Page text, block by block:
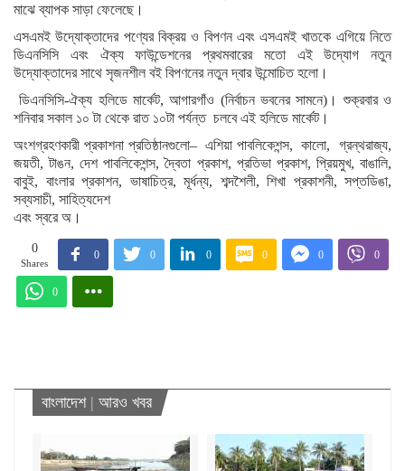
মাঝে ব্যাপক সাড়া ফেলেছে।
এসএমই উদ্যোক্তাদের পণ্যের বিক্রয় ও বিপণন এবং এসএমই খাতকে এগিয়ে নিতে
ডিএনসিসি এবং ঐক্য ফাউন্ডেশনের প্রথমবারের মতো এই উদ্যোগ নতুন
উদ্যোক্তাদের সাথে সৃজনশীল বই বিপণনের নতুন দ্বার উন্মোচিত হলো।
ডিএনসিসি-ঐক্য হলিডে মার্কেট, আগারগাঁও (নির্বাচন ভবনের সামনে)। শুক্রবার ও
শনিবার সকাল ১০ টা থেকে রাত ১০টা পর্যন্ত চলবে এই হলিডে মার্কেট।
অংশগ্রহণকারী প্রকাশনা প্রতিষ্ঠানগুলো– এশিয়া পাবলিকেশন্স, কালো, গ্রন্থরাজ্য,
জয়তী, টাঙন, দেশ পাবলিকেশন্স, দ্বৈতা প্রকাশ, প্রতিভা প্রকাশ, প্রিয়মুখ, বাঙালি,
বাবুই, বাংলার প্রকাশন, ভাষাচিত্র, মূর্ধন্য, শব্দশৈলী, শিখা প্রকাশনী, সপ্তডিঙা,
সব্যসাচী, সাহিত্যদেশ
এবং স্বরে অ।
0
Shares
0 0 0 0 0 0
0
বাংলাদেশ| আরও খবর